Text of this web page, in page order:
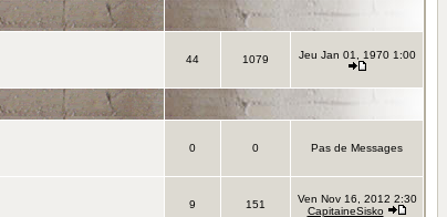
44 1079 Jeu Jan 01, 1970 1:00
0 0 Pas de Messages
9 151
Ven Nov 16, 2012 2:30
CapitaineSisko